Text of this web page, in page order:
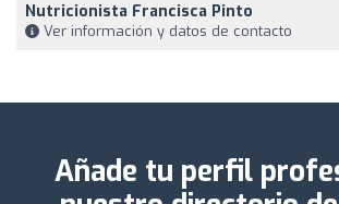
Nutricionista Francisca Pinto
Ver información y datos de contacto
Añade tu perfil